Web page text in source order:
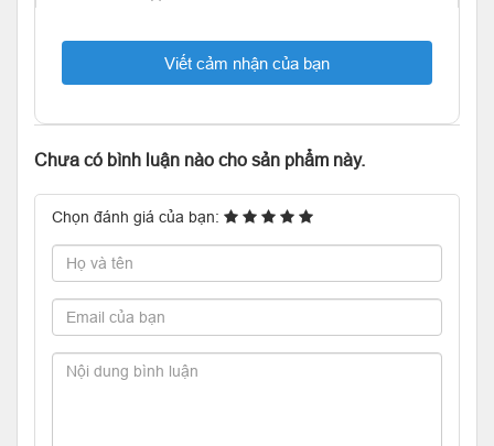
Viết cảm nhận của bạn
Chưa có bình luận nào cho sản phẩm này.
Chọn đánh giá của bạn: